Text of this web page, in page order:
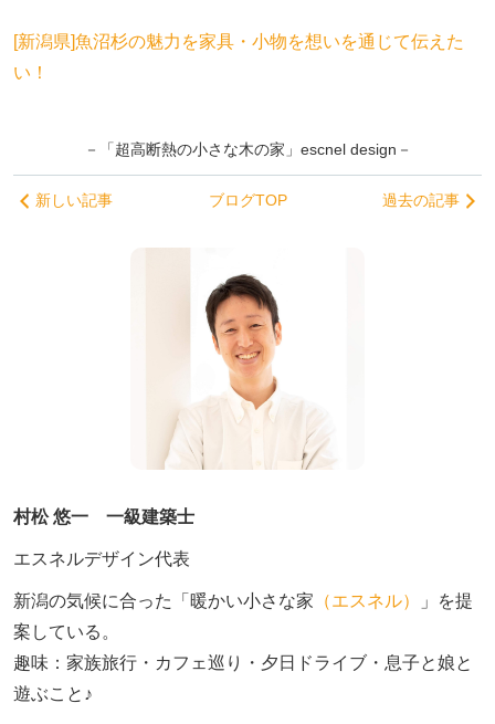
[新潟県]魚沼杉の魅力を家具・小物を想いを通じて伝えた
い！
－「超高断熱の小さな木の家」escnel design－
新しい記事 ブログTOP 過去の記事
村松 悠一 一級建築士
エスネルデザイン代表
新潟の気候に合った「暖かい小さな家 （エスネル）
」を提
案している。
趣味：家族旅行・カフェ巡り・夕日ドライブ・息子と娘と
遊ぶこと♪